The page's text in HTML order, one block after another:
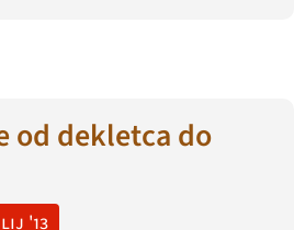
od dekletca do
'13